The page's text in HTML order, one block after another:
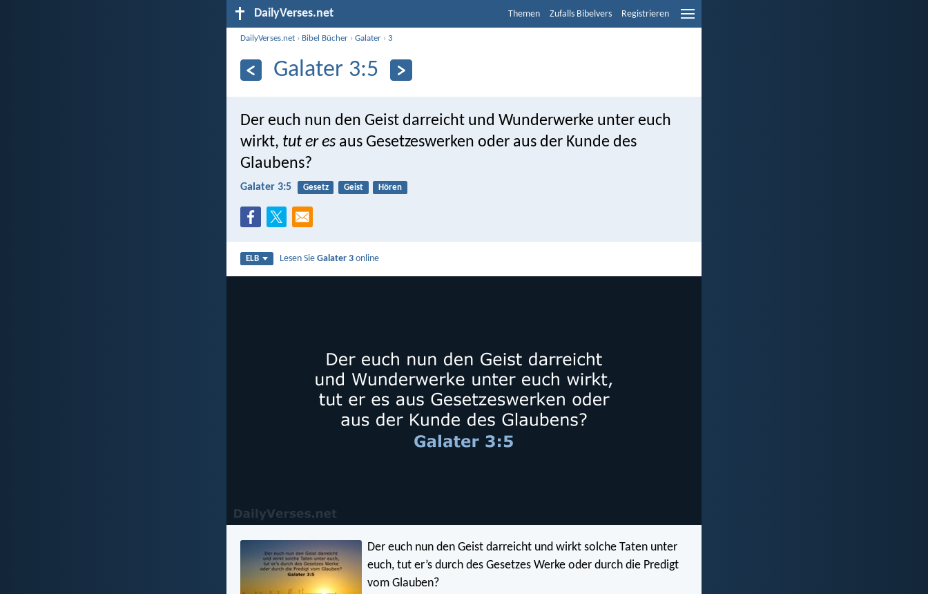
DailyVerses.net Themen Zufalls Bibelvers Registrieren
DailyVerses.net › Bibel Bücher ›Galater ›3
Galater 3:5
Der euch nun den Geist darreicht und Wunderwerke unter euch
wirkt, tut er es aus Gesetzeswerken oder aus der Kunde des
Glaubens?
Galater 3:5 Gesetz Geist Hören
ELB Lesen SieGalater 3 online
Der euch nun den Geist darreicht und wirkt solche Taten unter
euch, tut er’s durch des Gesetzes Werke oder durch die Predigt
vom Glauben?